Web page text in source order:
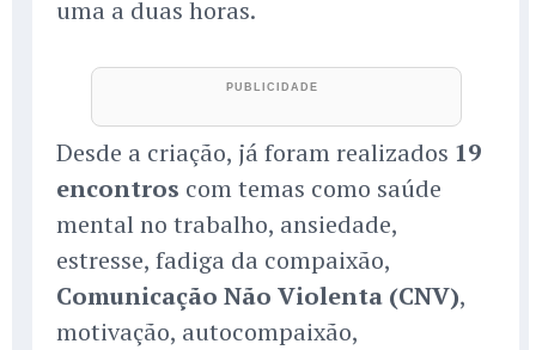
uma a duas horas.
Desde a criação, já foram realizados 19
encontros com temas como saúde
mental no trabalho, ansiedade,
estresse, fadiga da compaixão,
Comunicação Não Violenta (CNV),
motivação, autocompaixão,